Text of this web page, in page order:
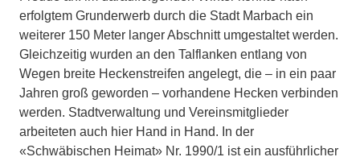
erfolgtem Grunderwerb durch die Stadt Marbach ein
weiterer 150 Meter langer Abschnitt umgestaltet werden.
Gleichzeitig wurden an den Talflanken entlang von
Wegen breite Heckenstreifen angelegt, die – in ein paar
Jahren groß geworden – vorhandene Hecken verbinden
werden. Stadtverwaltung und Vereinsmitglieder
arbeiteten auch hier Hand in Hand. In der
«Schwäbischen Heimat» Nr. 1990/1 ist ein ausführlicher